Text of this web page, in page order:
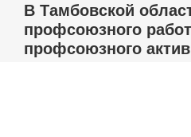
В Тамбовской
профсоюзного
профсоюзного